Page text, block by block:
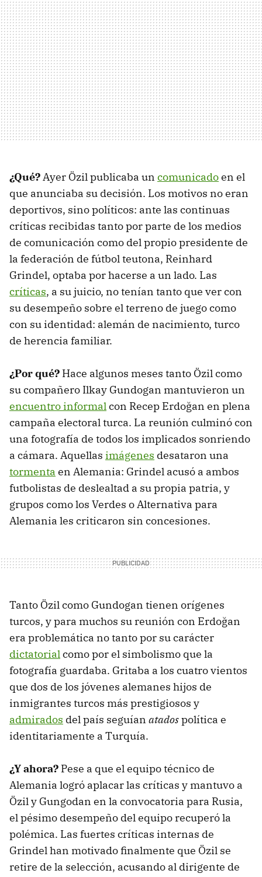
¿Qué?Ayer Özil publicaba un comunicadoen el
que anunciaba su decisión. Los motivos no eran
deportivos, sino políticos: ante las continuas
críticas recibidas tanto por parte de los medios
de comunicación como del propio presidente de
la federación de fútbol teutona, Reinhard
Grindel, optaba por hacerse a un lado. Las
críticas, a su juicio, no tenían tanto que ver con
su desempeño sobre el terreno de juego como
con su identidad: alemán de nacimiento, turco
de herencia familiar.
¿Por qué? Hace algunos meses tanto Özil como
su compañero Ilkay Gundogan mantuvieron un
encuentro informalcon Recep Erdoğan en plena
campaña electoral turca. La reunión culminó con
una fotografía de todos los implicados sonriendo
a cámara. Aquellas imágenes desataron una
tormenta en Alemania: Grindel acusó a ambos
futbolistas de deslealtad a su propia patria, y
grupos como los Verdes o Alternativa para
Alemania les criticaron sin concesiones.
Tanto Özil como Gundogan tienen orígenes
turcos, y para muchos su reunión con Erdoğan
era problemática no tanto por su carácter
dictatorialcomo por el simbolismo que la
fotografía guardaba. Gritaba a los cuatro vientos
que dos de los jóvenes alemanes hijos de
inmigrantes turcos más prestigiosos y
admirados del país seguían atadospolítica e
identitariamente a Turquía.
¿Y ahora? Pese a que el equipo técnico de
Alemania logró aplacar las críticas y mantuvo a
Özil y Gungodan en la convocatoria para Rusia,
el pésimo desempeño del equipo recuperó la
polémica. Las fuertes críticas internas de
Grindel han motivado finalmente que Özil se
retire de la selección, acusando al dirigente de